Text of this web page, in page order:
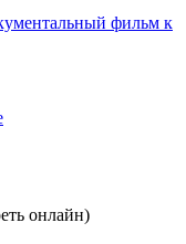
фильм к
онлайн)